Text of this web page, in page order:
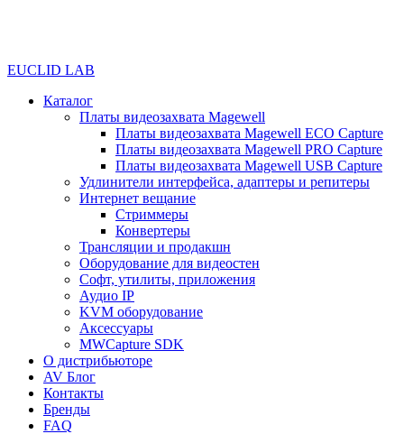
EUCLID LAB
Каталог
Платы видеозахвата Magewell
Платы видеозахвата Magewell ECO Capture
Платы видеозахвата Magewell PRO Capture
Платы видеозахвата Magewell USB Capture
Удлинители интерфейса, адаптеры и репитеры
Интернет вещание
Стриммеры
Конвертеры
Трансляции и продакшн
Оборудование для видеостен
Софт, утилиты, приложения
Аудио IP
KVM оборудование
Аксессуары
MWCapture SDK
О дистрибьюторе
AV Блог
Контакты
Бренды
FAQ